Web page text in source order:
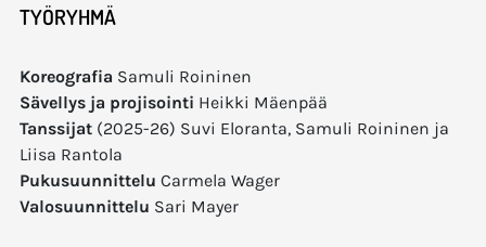
TYÖRYHMÄ
Koreografia Samuli Roininen
Sävellys ja projisointi Heikki Mäenpää
Tanssijat(2025-26) Suvi Eloranta, Samuli Roininen ja
Liisa Rantola
Pukusuunnittelu Carmela Wager
Valosuunnittelu Sari Mayer